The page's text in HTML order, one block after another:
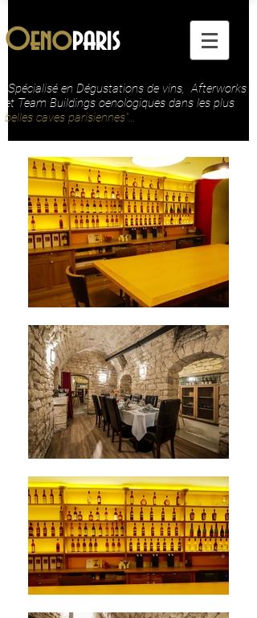
Oenoparis
"Spécialisé en Dégustations de vins, Afterworks
et Team Buildings oenologiques dans les plus
belles caves parisiennes"...